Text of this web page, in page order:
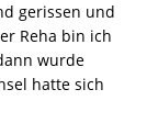
gerissen und
Reha bin ich
wurde
hatte sich